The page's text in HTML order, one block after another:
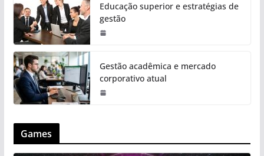
Educação superior e estratégias de
gestão
Gestão acadêmica e mercado
corporativo atual
Games